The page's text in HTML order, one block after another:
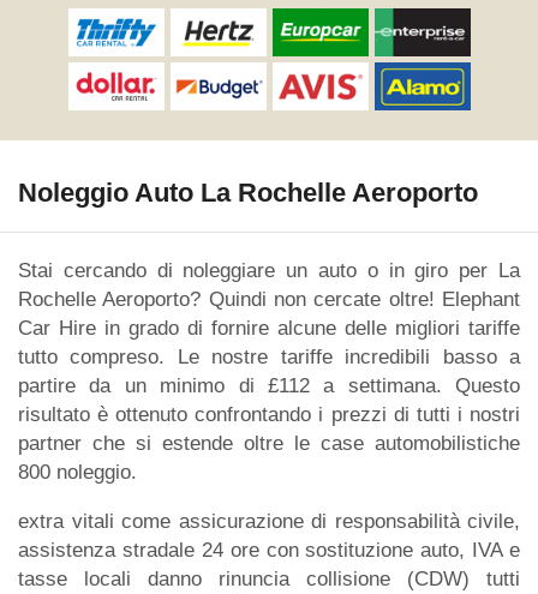
Noleggio Auto La Rochelle Aeroporto
Stai cercando di noleggiare un auto o in giro per La
Rochelle Aeroporto? Quindi non cercate oltre! Elephant
Car Hire in grado di fornire alcune delle migliori tariffe
tutto compreso. Le nostre tariffe incredibili basso a
partire da un minimo di £112 a settimana. Questo
risultato è ottenuto confrontando i prezzi di tutti i nostri
partner che si estende oltre le case automobilistiche
800 noleggio.
extra vitali come assicurazione di responsabilità civile,
assistenza stradale 24 ore con sostituzione auto, IVA e
tasse locali danno rinuncia collisione (CDW) tutti